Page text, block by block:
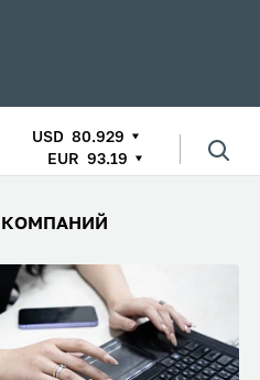
USD 80.929
EUR 93.19
КОМПАНИЙ